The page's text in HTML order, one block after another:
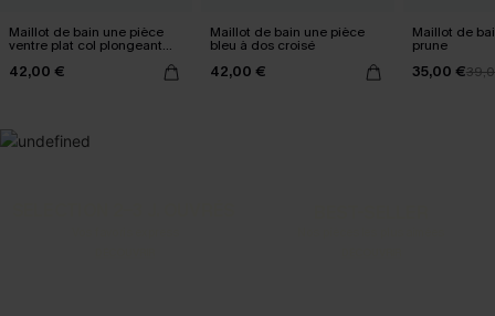
Maillot de bain une pièce
ventre plat col plongeant
42,00 €
Maillot de bain une pièce
bleu à dos croisé
42,00 €
Maillot de
prune
35,00 €